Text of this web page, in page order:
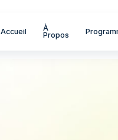
Accueil
À
Propos